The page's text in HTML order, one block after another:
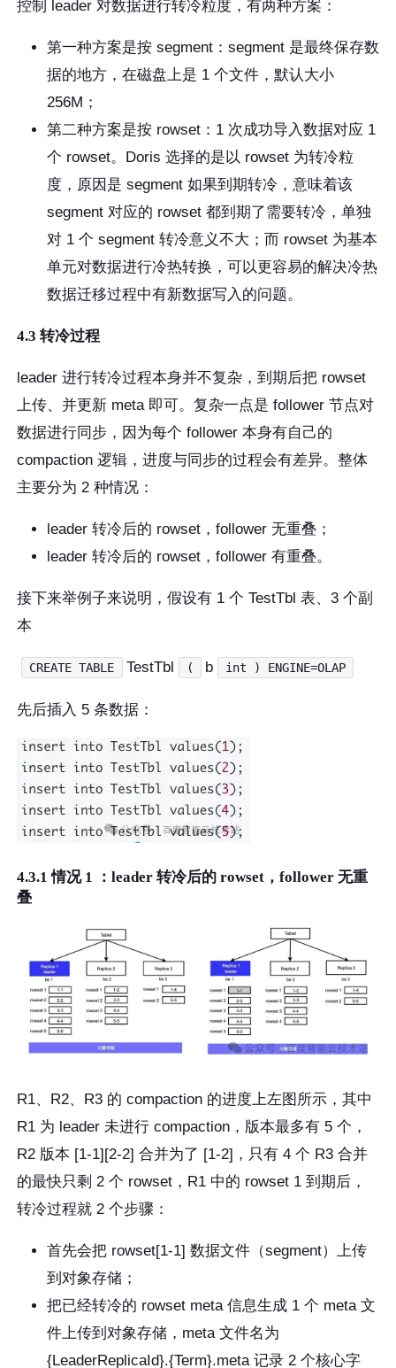
控制 leader 对数据进行转冷粒度，有两种方案：
第一种方案是按 segment：segment 是最终保存数
据的地方，在磁盘上是 1 个文件，默认大小
256M；
第二种方案是按 rowset：1 次成功导入数据对应 1
个 rowset。Doris 选择的是以 rowset 为转冷粒
度，原因是 segment 如果到期转冷，意味着该
segment 对应的 rowset 都到期了需要转冷，单独
对 1 个 segment 转冷意义不大；而 rowset 为基本
单元对数据进行冷热转换，可以更容易的解决冷热
数据迁移过程中有新数据写入的问题。
4.3 转冷过程
leader 进行转冷过程本身并不复杂，到期后把 rowset
上传、并更新 meta 即可。复杂一点是 follower 节点对
数据进行同步，因为每个 follower 本身有自己的
compaction 逻辑，进度与同步的过程会有差异。整体
主要分为 2 种情况：
leader 转冷后的 rowset，follower 无重叠；
leader 转冷后的 rowset，follower 有重叠。
接下来举例子来说明，假设有 1 个 TestTbl 表、3 个副
本
CREATE TABLE TestTbl ( b int ) ENGINE=OLAP
先后插入 5 条数据：
4.3.1 情况 1 ：leader 转冷后的 rowset，follower 无重
叠
R1、R2、R3 的 compaction 的进度上左图所示，其中
R1 为 leader 未进行 compaction，版本最多有 5 个，
R2 版本 [1-1][2-2] 合并为了 [1-2]，只有 4 个 R3 合并
的最快只剩 2 个 rowset，R1 中的 rowset 1 到期后，
转冷过程就 2 个步骤：
首先会把 rowset[1-1] 数据文件（segment）上传
到对象存储；
把已经转冷的 rowset meta 信息生成 1 个 meta 文
件上传到对象存储，meta 文件名为
{LeaderReplicaId}.{Term}.meta 记录 2 个核心字